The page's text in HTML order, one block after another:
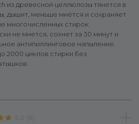
из древесной целлюлозы тянется в
дышит, меньше мнётся и сохраняет
многочисленных стирок.
не мнется, сохнет за 30 минут и
антипиллинговое напыление.
2000 циклов стирки без